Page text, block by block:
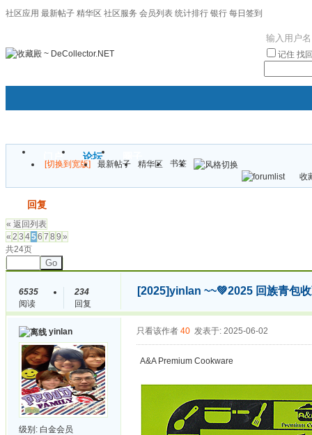
社区应用 最新帖子 精华区 社区服务 会员列表 统计排行 银行 每日签到
记住 找
门户 论坛
[切换到宽版] 最新帖子 精华区
书签
收
回复
« 返回列表
« 2 3 456 7 8 9 »
共24页
Go
6535
阅读
234
回复
[2025]yinlan ~~💚2025 回族青包
yinlan
级别: 白金会员
只看该作者 40 发表于: 2025-06-02
A&A Premium Cookware